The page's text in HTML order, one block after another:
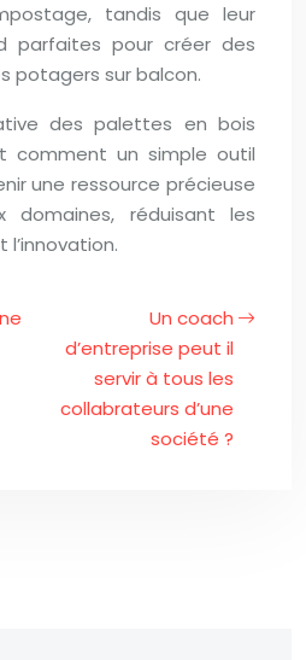
tandis que leur
parfaites pour créer des
potagers sur balcon.
des palettes en bois
comment un simple outil
une ressource précieuse
domaines, réduisant les
Un coach
d’entreprise peut il
servir à tous les
collabrateurs d’une
société ?